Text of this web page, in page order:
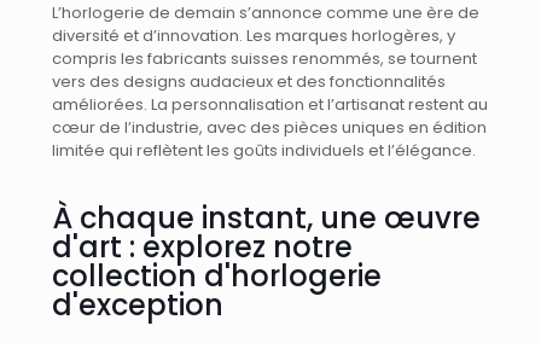
L’horlogerie de demain s’annonce comme une ère de
diversité et d’innovation. Les marques horlogères, y
compris les fabricants suisses renommés, se tournent
vers des designs audacieux et des fonctionnalités
améliorées. La personnalisation et l’artisanat restent au
cœur de l’industrie, avec des pièces uniques en édition
limitée qui reflètent les goûts individuels et l’élégance.
À chaque instant, une œuvre
d'art : explorez notre
collection d'horlogerie
d'exception